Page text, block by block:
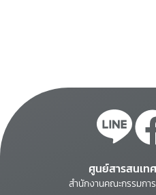
ศูนย์สารสนเ
สำนักงานคณะกรรมก